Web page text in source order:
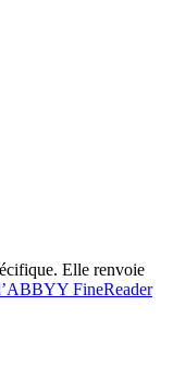
Elle renvoie
FineReader